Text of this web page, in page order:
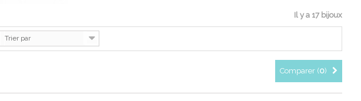
Il y a 17 bijoux
Trier par
Comparer (0)